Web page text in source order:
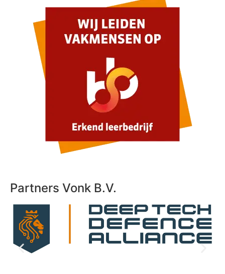
Partners Vonk B.V.